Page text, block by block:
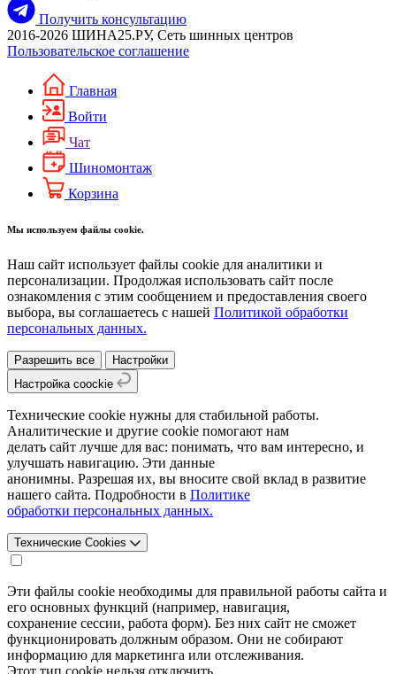
Получить консультацию
2016-2026 ШИНА25.РУ, Сеть шинных центров
Пользовательское соглашение
Главная
Войти
Чат
Шиномонтаж
Корзина
Мы используем файлы cookie.
Наш сайт использует файлы cookie для аналитики и
персонализации. Продолжая использовать сайт после
ознакомления с этим сообщением и предоставления своего
выбора, вы соглашаетесь с нашей Политикой обработки
персональных данных.
Разрешить все
Настройки
Настройка coockie
Технические cookie нужны для стабильной работы.
Аналитические и другие cookie помогают нам
делать сайт лучше для вас: понимать, что вам интересно, и
улучшать навигацию. Эти данные
анонимны. Разрешая их, вы вносите свой вклад в развитие
нашего сайта. Подробности в Политике
обработки персональных данных.
Технические Cookies
Эти файлы cookie необходимы для правильной работы сайта и
его основных функций (например, навигация,
сохранение сессии, работа форм). Без них сайт не сможет
функционировать должным образом. Они не собирают
информацию для маркетинга или отслеживания.